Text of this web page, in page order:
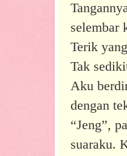
selembar
Terik
Tak
Aku
dengan
“Jeng”,
suaraku.